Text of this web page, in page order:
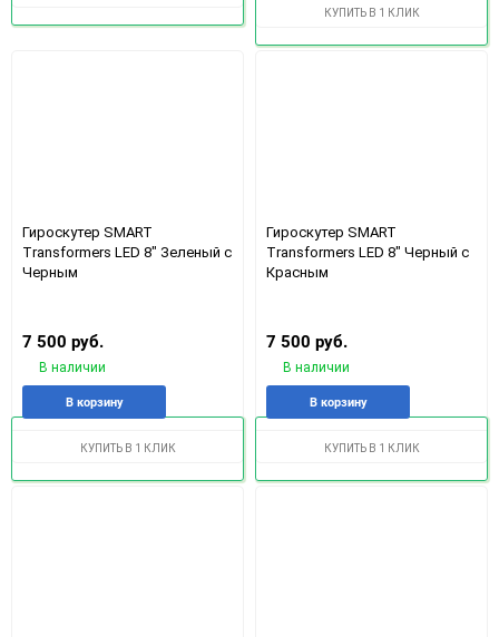
КУПИТЬ В 1 КЛИК
Гироскутер SMART
Transformers LED 8" Зеленый с
Черным
7 500 руб.
В наличии
в
к
В корзину
КУПИТЬ В 1 КЛИК
Гироскутер SMART
Transformers LED 8" Черный с
Красным
7 500 руб.
В наличии
в
к
В корзину
КУПИТЬ В 1 КЛИК